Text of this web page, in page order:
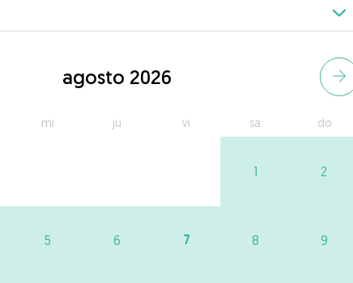
agosto 2026
mi ju vi sa do
1 2
5 6 7 8 9